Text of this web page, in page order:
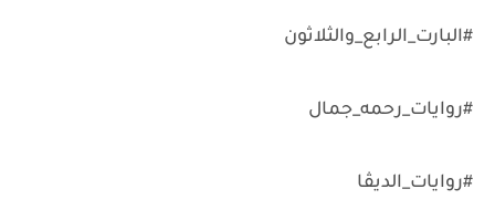
#البارت_الرابع_والثلاثون
#روايات_رحمه_جمال
#روايات_الديڤا